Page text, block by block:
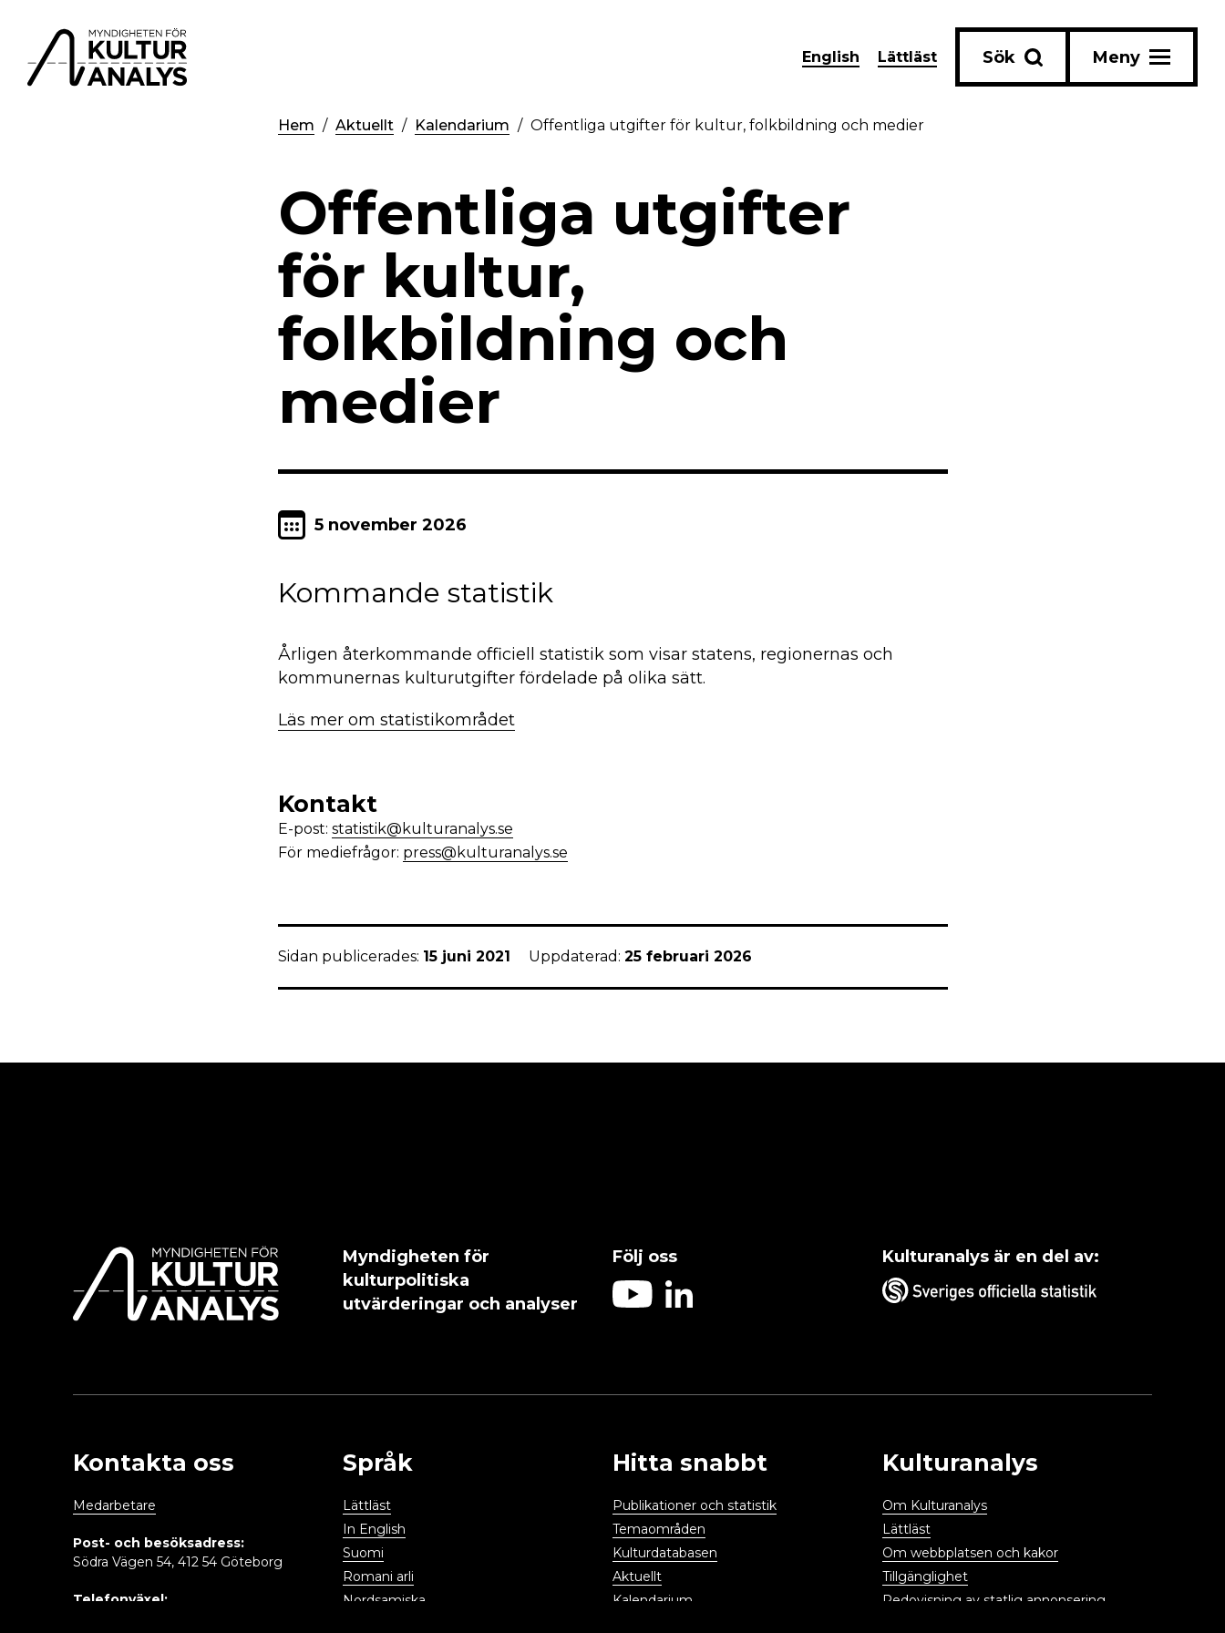
English Lättläst Sök Meny
Hem Aktuellt Kalendarium Offentliga utgifter för kultur, folkbildning och medier
Offentliga utgifter
för kultur,
folkbildning och
medier
5 november 2026
Kommande statistik
Årligen återkommande officiell statistik som visar statens, regionernas och
kommunernas kulturutgifter fördelade på olika sätt.
Läs mer om statistikområdet
Kontakt
E-post: statistik@kulturanalys.se
För mediefrågor: press@kulturanalys.se
Sidan publicerades: 15 juni 2021 Uppdaterad: 25 februari 2026
Myndigheten för
kulturpolitiska
utvärderingar och analyser
Följ oss Kulturanalys är en del av:
Kontakta oss
Medarbetare
Post- och besöksadress:
Södra Vägen 54, 412 54 Göteborg
Telefonväxel:
Språk
Lättläst
In English
Suomi
Romani arli
Nordsamiska
Hitta snabbt
Publikationer och statistik
Temaområden
Kulturdatabasen
Aktuellt
Kalendarium
Kulturanalys
Om Kulturanalys
Lättläst
Om webbplatsen och kakor
Tillgänglighet
Redovisning av statlig annonsering